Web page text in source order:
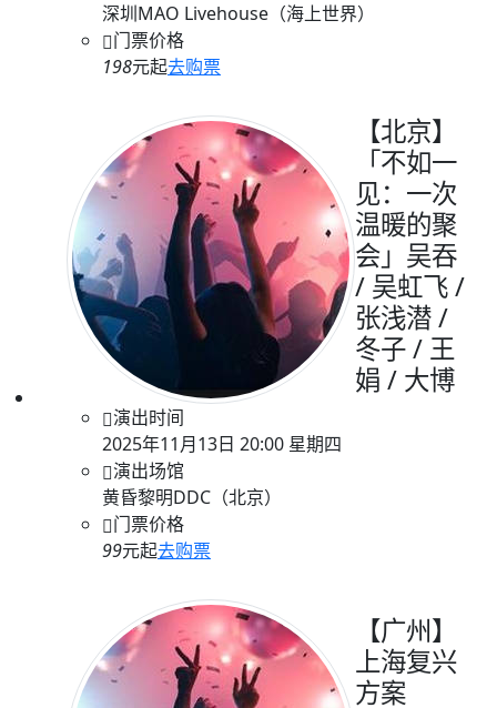
深圳MAO Livehouse（海上世界）
门票价格
198元起去购票
【北京】
「不如一
见：一次
温暖的聚
会」吴吞
/ 吴虹飞 /
张浅潜 /
冬子 / 王
娟 / 大博
演出时间
2025年11月13日 20:00 星期四
演出场馆
黄昏黎明DDC（北京）
门票价格
99元起去购票
【广州】
上海复兴
方案